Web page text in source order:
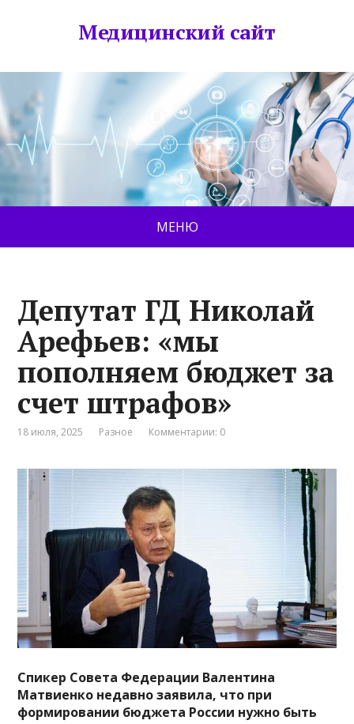
Медицинский сайт
МЕНЮ
Депутат ГД Николай
Арефьев: «мы
пополняем бюджет за
счет штрафов»
18 июля, 2025 Разное Комментарии: 0
Спикер Совета Федерации Валентина
Матвиенко недавно заявила, что при
формировании бюджета России нужно быть